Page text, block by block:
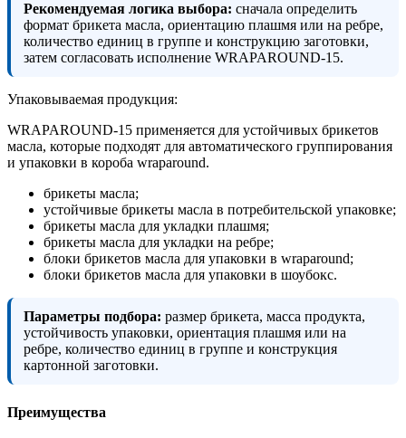
Рекомендуемая логика выбора: сначала определить
формат брикета масла, ориентацию плашмя или на ребре,
количество единиц в группе и конструкцию заготовки,
затем согласовать исполнение WRAPAROUND-15.
Упаковываемая продукция:
WRAPAROUND-15 применяется для устойчивых брикетов
масла, которые подходят для автоматического группирования
и упаковки в короба wraparound.
брикеты масла;
устойчивые брикеты масла в потребительской упаковке;
брикеты масла для укладки плашмя;
брикеты масла для укладки на ребре;
блоки брикетов масла для упаковки в wraparound;
блоки брикетов масла для упаковки в шоубокс.
Параметры подбора: размер брикета, масса продукта,
устойчивость упаковки, ориентация плашмя или на
ребре, количество единиц в группе и конструкция
картонной заготовки.
Преимущества